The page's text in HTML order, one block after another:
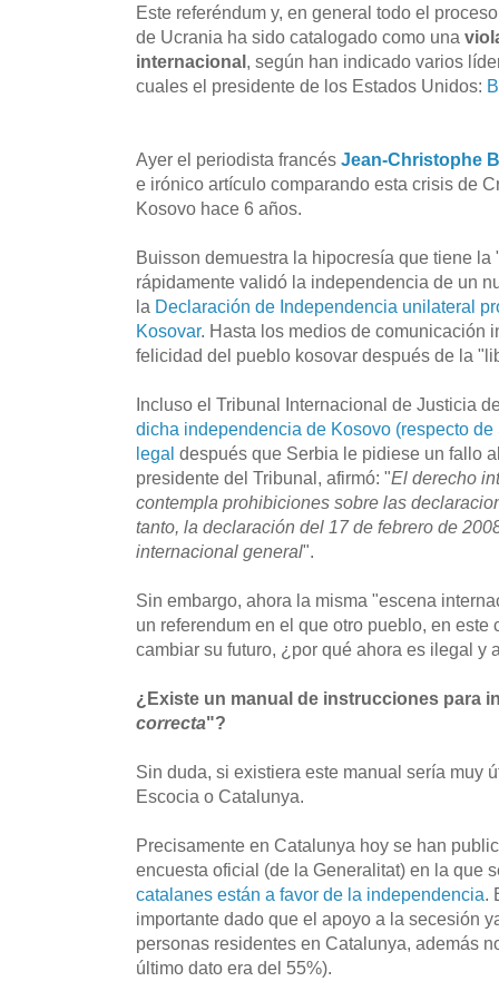
Este referéndum y, en general todo el
de Ucrania ha sido catalogado como una
internacional, según han indicado varios
cuales el presidente de los Estados Unidos:
Ayer el periodista francés Jean-Christophe
e irónico artículo comparando esta crisis de
Kosovo hace 6 años.
Buisson demuestra la hipocresía que tiene
rápidamente validó la independencia de un
la Declaración de Independencia unilateral
Kosovar. Hasta los medios de comunicación
felicidad del pueblo kosovar después de la
Incluso el Tribunal Internacional de Justicia
dicha independencia de Kosovo (respecto
legal después que Serbia le pidiese un fallo
presidente del Tribunal, afirmó: "El derecho
contempla prohibiciones sobre las
tanto, la declaración del 17 de febrero de
internacional general".
Sin embargo, ahora la misma "escena
un referendum en el que otro pueblo, en
cambiar su futuro, ¿por qué ahora es ilegal y
¿Existe un manual de instrucciones para
correcta"?
Sin duda, si existiera este manual sería muy
Escocia o Catalunya.
Precisamente en Catalunya hoy se han
encuesta oficial (de la Generalitat) en la que
catalanes están a favor de la independencia.
importante dado que el apoyo a la secesión
personas residentes en Catalunya, además
último dato era del 55%).